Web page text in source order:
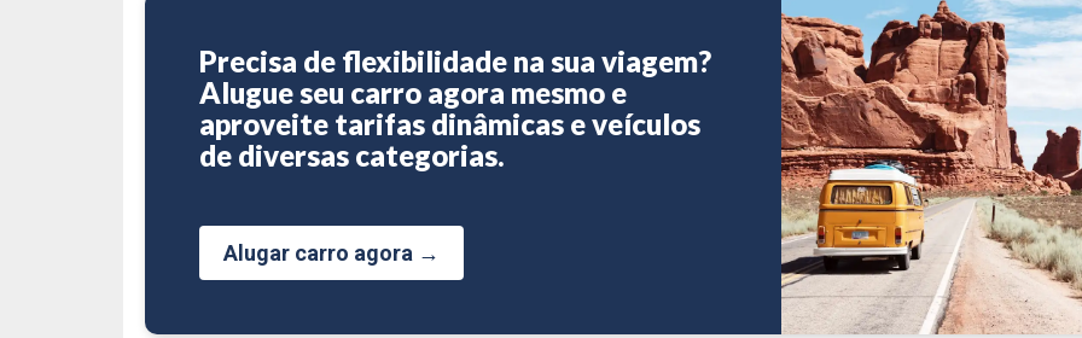
Precisa de flexibilidade na sua viagem?
Alugue seu carro agora mesmo e
aproveite tarifas dinâmicas e veículos
de diversas categorias.
Alugar carro agora →